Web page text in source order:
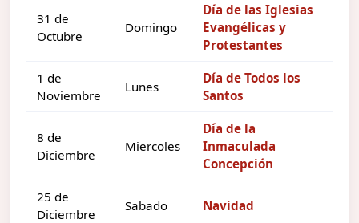
31 de
Octubre
Domingo
Día de las Iglesias
Evangélicas y
Protestantes
1 de
Noviembre
Lunes
Día de Todos los
Santos
8 de
Diciembre
Miercoles
Día de la
Inmaculada
Concepción
25 de
Diciembre
Sabado Navidad